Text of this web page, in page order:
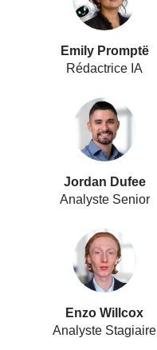
Emily Promptë
Rédactrice IA
Jordan Dufee
Analyste Senior
Enzo Willcox
Analyste Stagiaire